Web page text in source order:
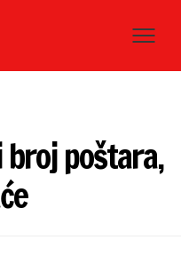
poštara,